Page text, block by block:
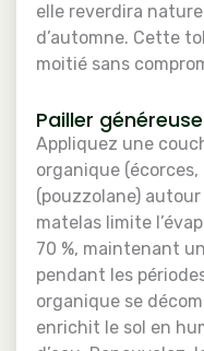
elle reverdira
d’automne. Cette
moitié sans
Pailler
Appliquez une
organique (écorces,
(pouzzolane)
matelas limite
70 %, maintenant
pendant les
organique se
enrichit le sol en